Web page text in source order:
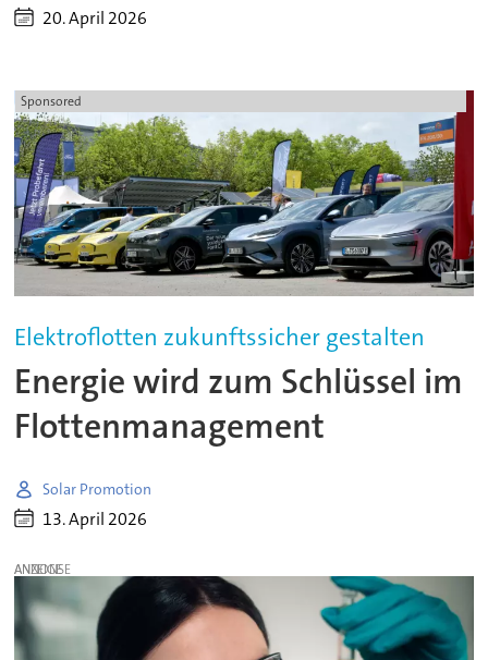
20. April 2026
Sponsored
Elektroflotten zukunftssicher gestalten
Energie wird zum Schlüssel im
Flottenmanagement
Solar Promotion
13. April 2026
ANZEIGE